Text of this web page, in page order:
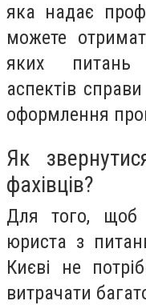
яка надає
можете
яких питань
аспектів
оформлення
Як
фахівців?
Для того, щоб
юриста з
Києві не
витрачати